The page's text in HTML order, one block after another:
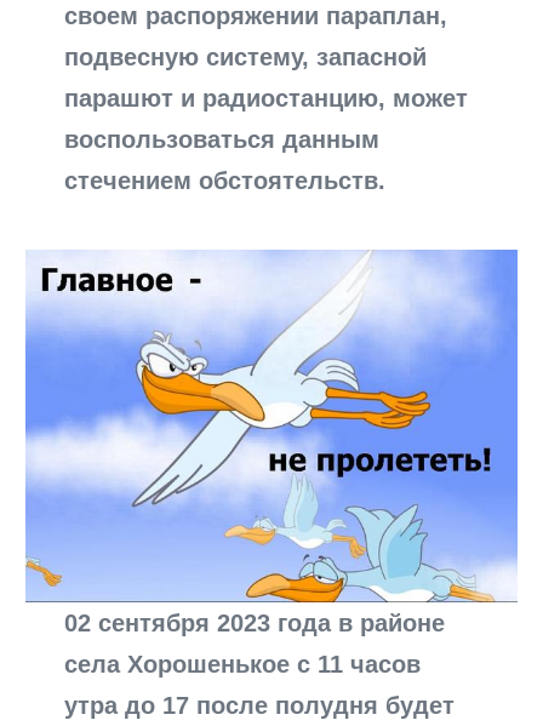
своем распоряжении параплан,
подвесную систему, запасной
парашют и радиостанцию, может
воспользоваться данным
стечением обстоятельств.
02 сентября 2023 года в районе
села Хорошенькое с 11 часов
утра до 17 после полудня будет